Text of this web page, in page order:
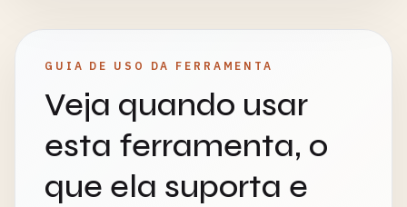
GUIA DE USO DA FERRAMENTA
Veja quando usar
esta ferramenta, o
que ela suporta e